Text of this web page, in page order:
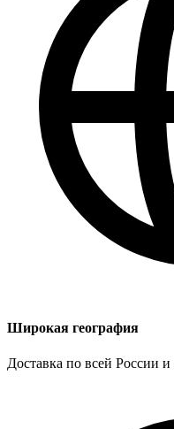
Широкая география
Доставка по всей России и